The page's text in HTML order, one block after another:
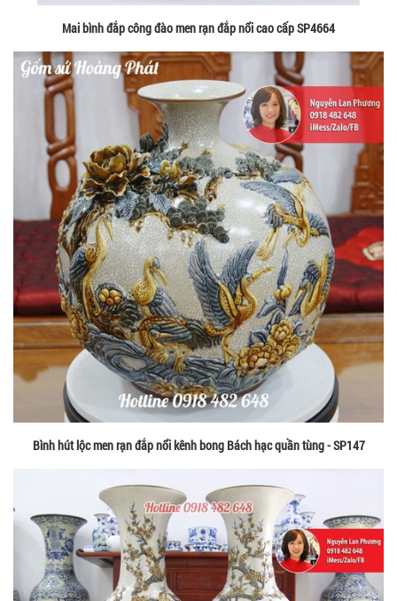
Mai bình đắp công đào men rạn đắp nổi cao cấp SP4664
Bình hút lộc men rạn đắp nổi kênh bong Bách hạc quần tùng - SP147